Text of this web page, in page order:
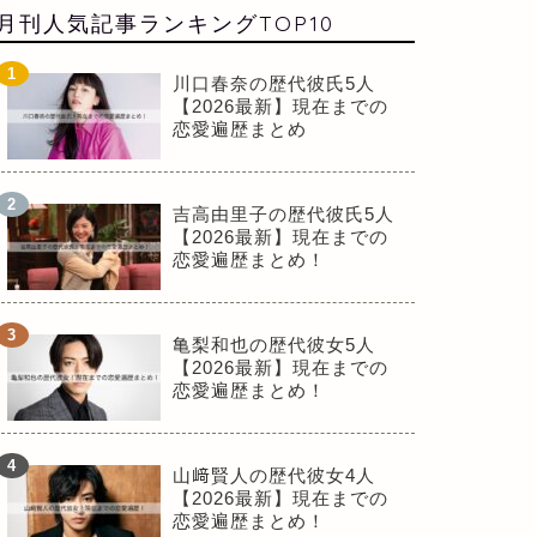
刊人気記事ランキングTOP10
川口春奈の歴代彼氏5人
【2026最新】現在までの
恋愛遍歴まとめ
吉高由里子の歴代彼氏5人
【2026最新】現在までの
恋愛遍歴まとめ！
亀梨和也の歴代彼女5人
【2026最新】現在までの
恋愛遍歴まとめ！
山﨑賢人の歴代彼女4人
【2026最新】現在までの
恋愛遍歴まとめ！